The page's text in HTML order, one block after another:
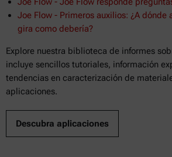
Joe Flow - Primeros auxilios: ¿A dónde
gira como debería?
Explore nuestra biblioteca de informes
incluye sencillos tutoriales, información
tendencias en caracterización de
aplicaciones.
Descubra aplicaciones